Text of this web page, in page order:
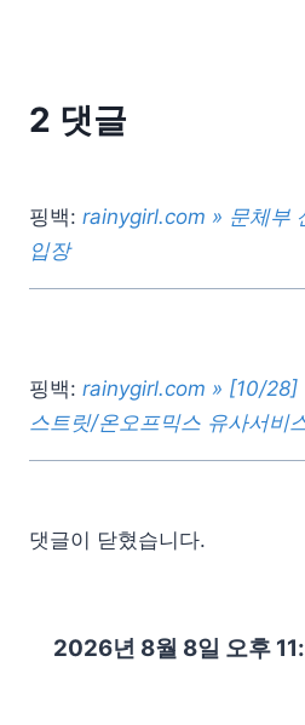
2 댓글
핑백: rainygirl.com » 문체부
입장
핑백: rainygirl.com » [10/28]
스트릿/온오프믹스 유사서비
댓글이 닫혔습니다.
2026년 8월 8일 오후